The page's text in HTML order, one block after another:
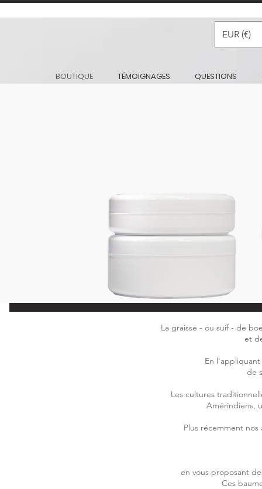
EUR (€)
BOUTIQUE TÉMOIGNAGES QUESTIONS
La graisse - ou suif - de
et
En
de
Les cultures
Amérindiens,
Plus récemment
en vous proposant
Ces